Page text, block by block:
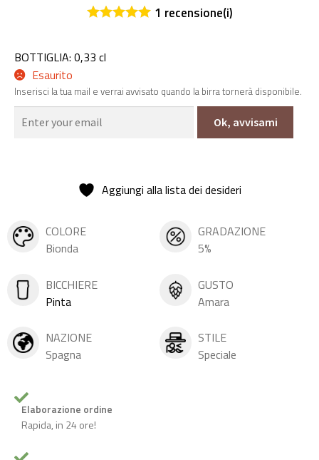
COLORE
Bionda
GRADAZIONE
5%
BICCHIERE
Pinta
GUSTO
Amara
NAZIONE
Spagna
STILE
Speciale
Elaborazione ordine
Rapida, in 24 ore!
1 recensione(i)
BOTTIGLIA: 0,33 cl
Esaurito
Inserisci la tua mail e verrai avvisato quando la birra tornerà disponibile.
Ok, avvisami
Aggiungi alla lista dei desideri